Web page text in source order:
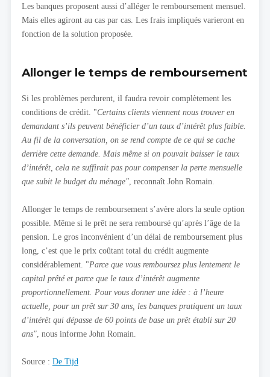
Les banques proposent aussi d’alléger le remboursement mensuel.
Mais elles agiront au cas par cas. Les frais impliqués varieront en
fonction de la solution proposée.
Allonger le temps de remboursement
Si les problèmes perdurent, il faudra revoir complètement les
conditions de crédit. "Certains clients viennent nous trouver en
demandant s’ils peuvent bénéficier d’un taux d’intérêt plus faible.
Au fil de la conversation, on se rend compte de ce qui se cache
derrière cette demande. Mais même si on pouvait baisser le taux
d’intérêt, cela ne suffirait pas pour compenser la perte mensuelle
que subit le budget du ménage", reconnaît John Romain.
Allonger le temps de remboursement s’avère alors la seule option
possible. Même si le prêt ne sera remboursé qu’après l’âge de la
pension. Le gros inconvénient d’un délai de remboursement plus
long, c’est que le prix coûtant total du crédit augmente
considérablement. "Parce que vous remboursez plus lentement le
capital prêté et parce que le taux d’intérêt augmente
proportionnellement. Pour vous donner une idée : à l’heure
actuelle, pour un prêt sur 30 ans, les banques pratiquent un taux
d’intérêt qui dépasse de 60 points de base un prêt établi sur 20
ans", nous informe John Romain.
Source : De Tijd